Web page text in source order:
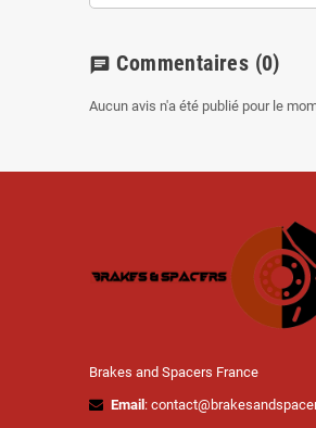
chat Commentaires (0)
Aucun avis n'a été publié pour le
Brakes and Spacers France
Email :